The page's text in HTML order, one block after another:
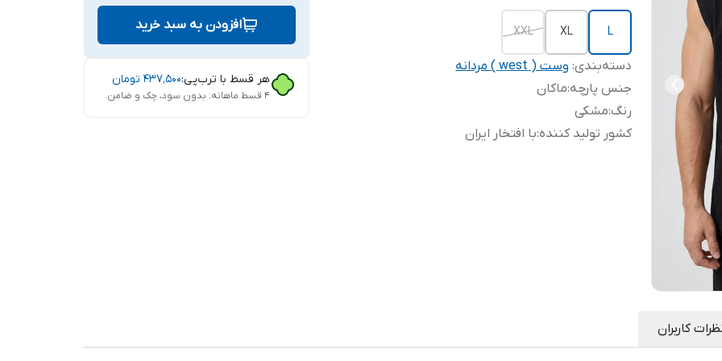
L
XL
XXL
دسته‌بندی: وست ( west ) مردانه
جنس پارچه:ماکان
رنگ:مشکی
کشور تولید کننده:با افتخار ایران
افزودن به سبد خرید
هر قسط با ترب‌پی:۴۳۷٬۵۰۰ تومان
۴ قسط ماهانه. بدون سود، چک و ضامن.
کاربران